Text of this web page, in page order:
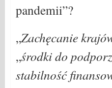
pandemii”?
„Zachęcanie
„środki do
stabilność